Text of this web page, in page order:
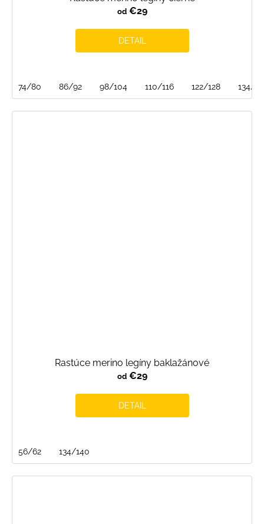
od€29
DETAIL
74/80 86/92 98/104 110/116 122/128 134/
Rastúce merino legíny baklažánové
od€29
DETAIL
56/62 134/140